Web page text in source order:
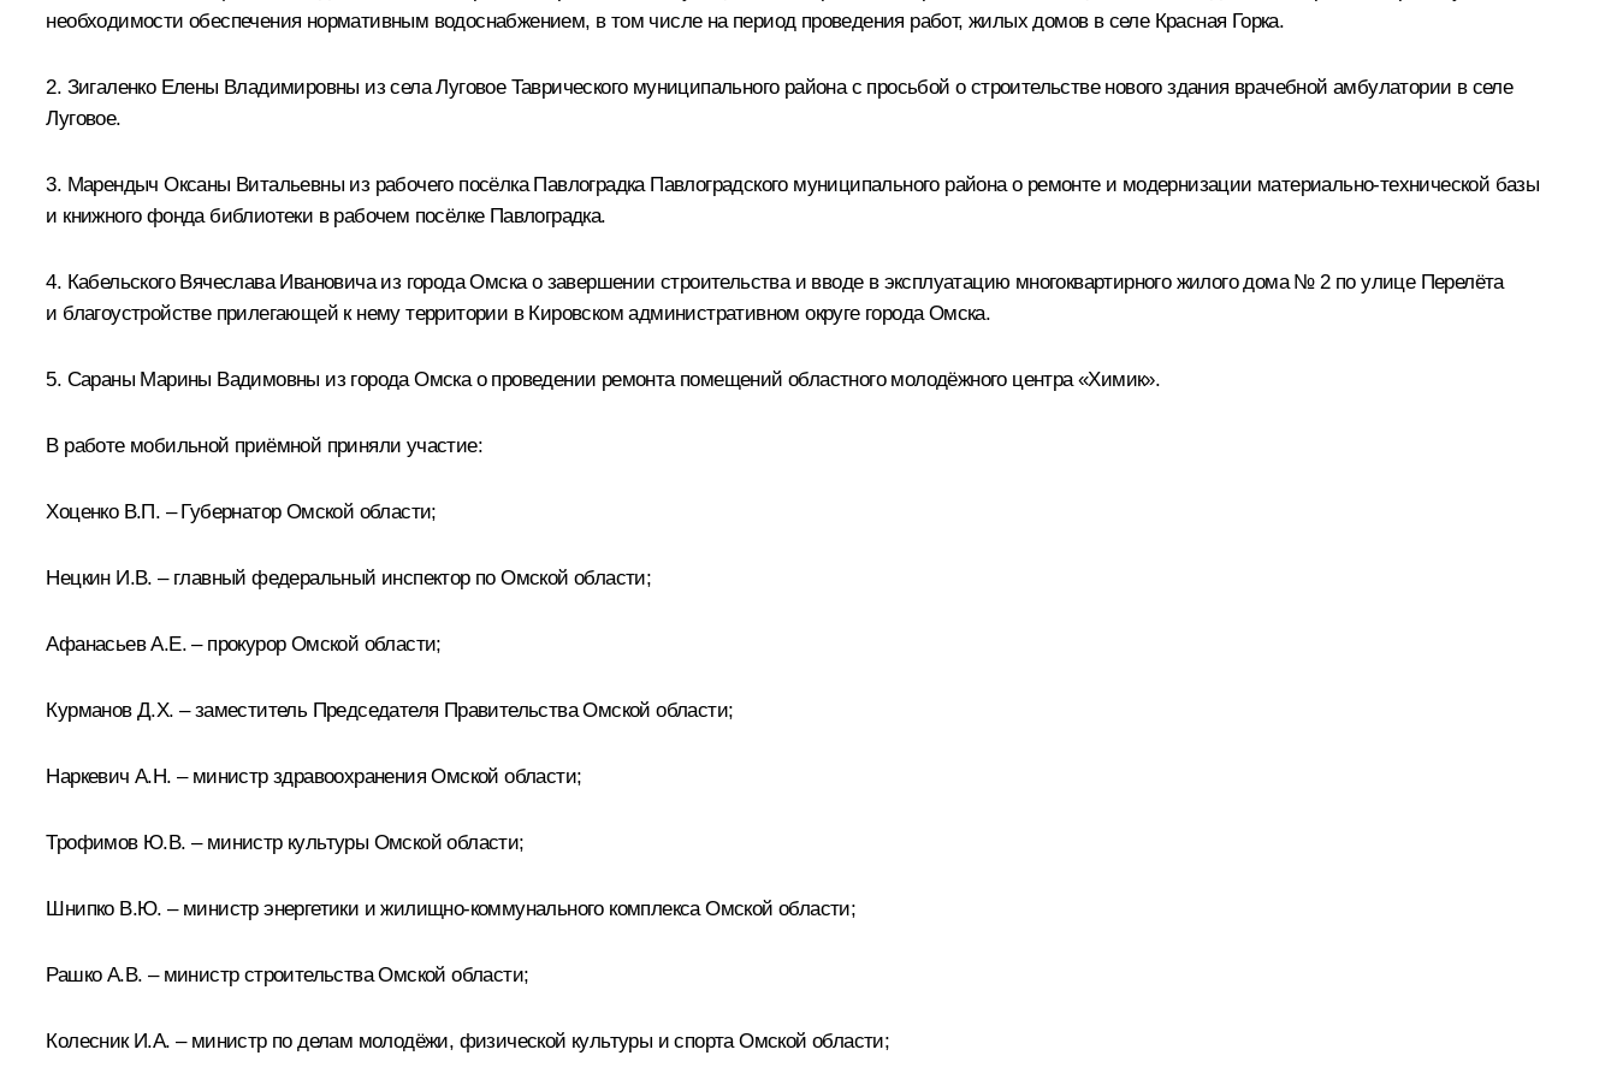
необходимости обеспечения нормативным водоснабжением, в том числе на период проведения работ, жилых домов в селе Красная Горка.
2. Зигаленко Елены Владимировны из села Луговое Таврического муниципального района с просьбой о строительстве нового здания врачебной амбулатории в селе
Луговое.
3. Марендыч Оксаны Витальевны из рабочего посёлка Павлоградка Павлоградского муниципального района о ремонте и модернизации материально-технической базы
и книжного фонда библиотеки в рабочем посёлке Павлоградка.
4. Кабельского Вячеслава Ивановича из города Омска о завершении строительства и вводе в эксплуатацию многоквартирного жилого дома № 2 по улице Перелёта
и благоустройстве прилегающей к нему территории в Кировском административном округе города Омска.
5. Сараны Марины Вадимовны из города Омска о проведении ремонта помещений областного молодёжного центра «Химик».
В работе мобильной приёмной приняли участие:
Хоценко В.П. – Губернатор Омской области;
Нецкин И.В. – главный федеральный инспектор по Омской области;
Афанасьев А.Е. – прокурор Омской области;
Курманов Д.Х. – заместитель Председателя Правительства Омской области;
Наркевич А.Н. – министр здравоохранения Омской области;
Трофимов Ю.В. – министр культуры Омской области;
Шнипко В.Ю. – министр энергетики и жилищно-коммунального комплекса Омской области;
Рашко А.В. – министр строительства Омской области;
Колесник И.А. – министр по делам молодёжи, физической культуры и спорта Омской области;